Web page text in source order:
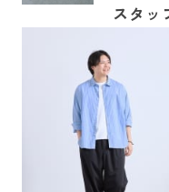
スタッ